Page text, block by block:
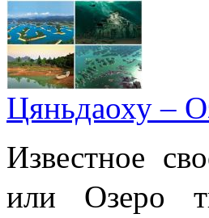
Цяньдаоху –
Известное
или Озеро